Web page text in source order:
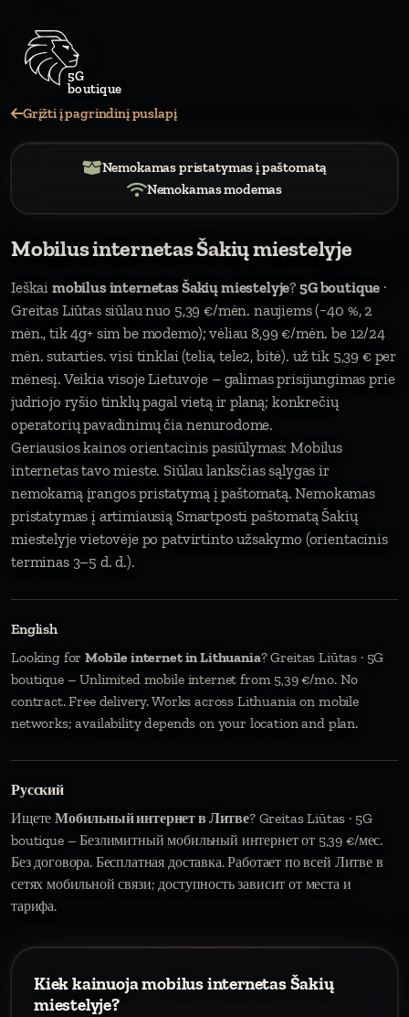
Grįžti į pagrindinį puslapį
Nemokamas pristatymas į paštomatą
Nemokamas modemas
Mobilus internetas Šakių miestelyje
Ieškai mobilus internetas Šakių miestelyje? 5G boutique ·
Greitas Liūtas siūlau nuo 5,39 €/mėn. naujiems (−40 %, 2
mėn., tik 4g+ sim be modemo); vėliau 8,99 €/mėn. be 12/24
mėn. sutarties. visi tinklai (telia, tele2, bitė). už tik 5,39 € per
mėnesį. Veikia visoje Lietuvoje – galimas prisijungimas prie
judriojo ryšio tinklų pagal vietą ir planą; konkrečių
operatorių pavadinimų čia nenurodome.
Geriausios kainos orientacinis pasiūlymas: Mobilus
internetas tavo mieste. Siūlau lanksčias sąlygas ir
nemokamą įrangos pristatymą į paštomatą. Nemokamas
pristatymas į artimiausią Smartposti paštomatą Šakių
miestelyje vietovėje po patvirtinto užsakymo (orientacinis
terminas 3–5 d. d.).
English
Looking forMobile internet in Lithuania? Greitas Liūtas · 5G
boutique – Unlimited mobile internet from 5,39 €/mo. No
contract. Free delivery. Works across Lithuania on mobile
networks; availability depends on your location and plan.
Русский
ИщетеМобильный интернет в Литве? Greitas Liūtas · 5G
boutique – Безлимитный мобильный интернет от 5,39 €/мес.
Без договора. Бесплатная доставка. Работает по всей Литве в
сетях мобильной связи; доступность зависит от места и
тарифа.
Kiek kainuoja mobilus internetas Šakių
miestelyje?